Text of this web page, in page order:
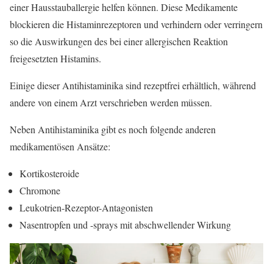
einer Hausstauballergie helfen können. Diese Medikamente
blockieren die Histaminrezeptoren und verhindern oder verringern
so die Auswirkungen des bei einer allergischen Reaktion
freigesetzten Histamins.
Einige dieser Antihistaminika sind rezeptfrei erhältlich, während
andere von einem Arzt verschrieben werden müssen.
Neben Antihistaminika gibt es noch folgende anderen
medikamentösen Ansätze:
Kortikosteroide
Chromone
Leukotrien-Rezeptor-Antagonisten
Nasentropfen und -sprays mit abschwellender Wirkung